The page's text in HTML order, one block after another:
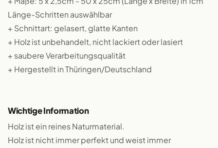
Länge-Schritten auswählbar
+ Schnittart: gelasert, glatte Kanten
+ Holz ist unbehandelt, nicht lackiert oder lasiert
+ saubere Verarbeitungsqualität
+ Hergestellt in Thüringen/Deutschland
Wichtige Information
Holz ist ein reines Naturmaterial.
Holz ist nicht immer perfekt und weist immer